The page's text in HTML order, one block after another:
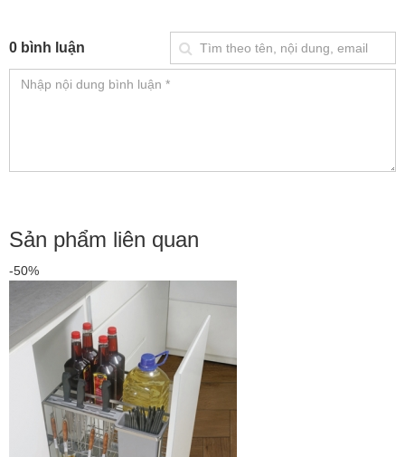
0 bình luận
Sản phẩm liên quan
-50%